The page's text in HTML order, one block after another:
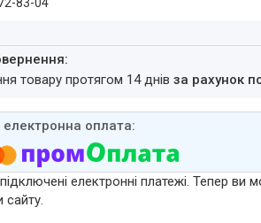
товару протягом 14 днівза рахунок
електронні платежі. Тепер